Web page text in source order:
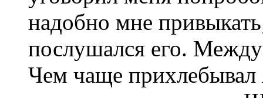
надобно мне
послушался его.
Чем чаще прихлебывал